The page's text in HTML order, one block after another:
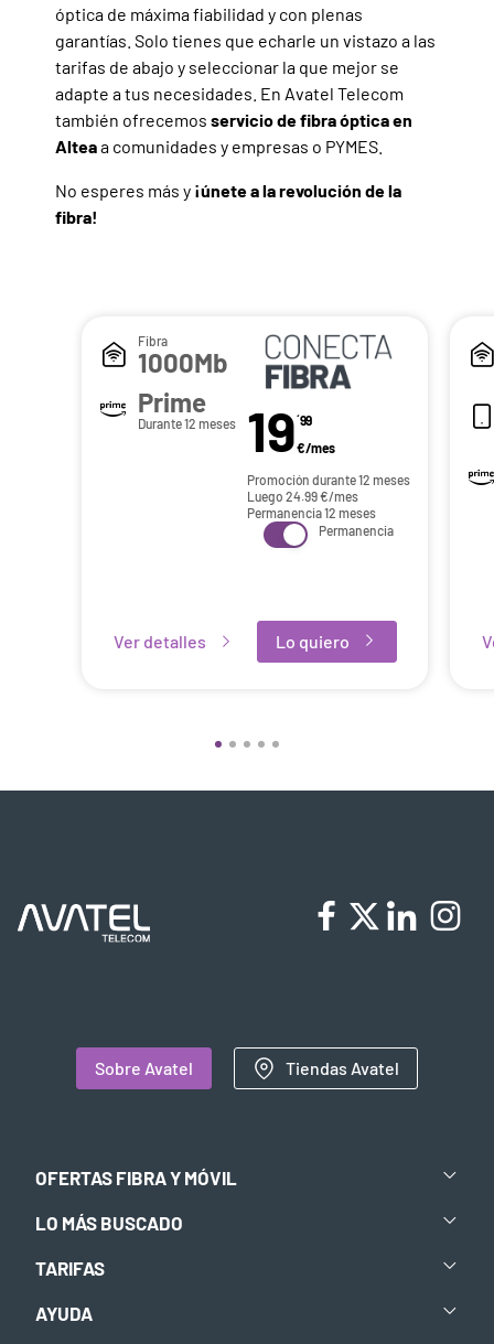
óptica de máxima fiabilidad y con plenas
garantías. Solo tienes que echarle un vistazo a las
tarifas de abajo y seleccionar la que mejor se
adapte a tus necesidades. En Avatel Telecom
también ofrecemos servicio de fibra óptica en
Alteaa comunidades y empresas o PYMES.
No esperes más y ¡únete a la revolución de la
fibra!
Fibra
1000Mb
Prime
Durante 12 meses 19´99
€/mes
Promoción durante 12 meses
Luego 24.99€/mes
Permanencia 12 meses
Permanencia
Ver detalles Lo quiero
Sobre Avatel Tiendas Avatel
OFERTAS FIBRA Y MÓVIL
LO MÁS BUSCADO
TARIFAS
AYUDA